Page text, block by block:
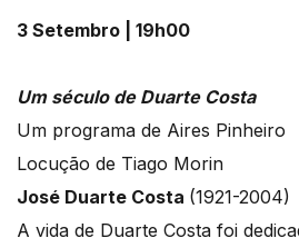
3 Setembro | 19h00
Um século de Duarte Costa
Um programa de Aires Pinheiro
Locução de Tiago Morin
José Duarte Costa (1921-2004)
A vida de Duarte Costa foi